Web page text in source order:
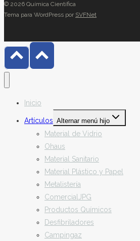
© 2026 Química Científica
Tema para WordPress por SVFNet
Inicio
Artículos Alternar menú hijo
Material de Vidrio
Ohaus
Material Sanitario
Material Plástico y Papel
Metalistería
ComercialJPG
Productos Químicos
Desfibriladores
Campingaz